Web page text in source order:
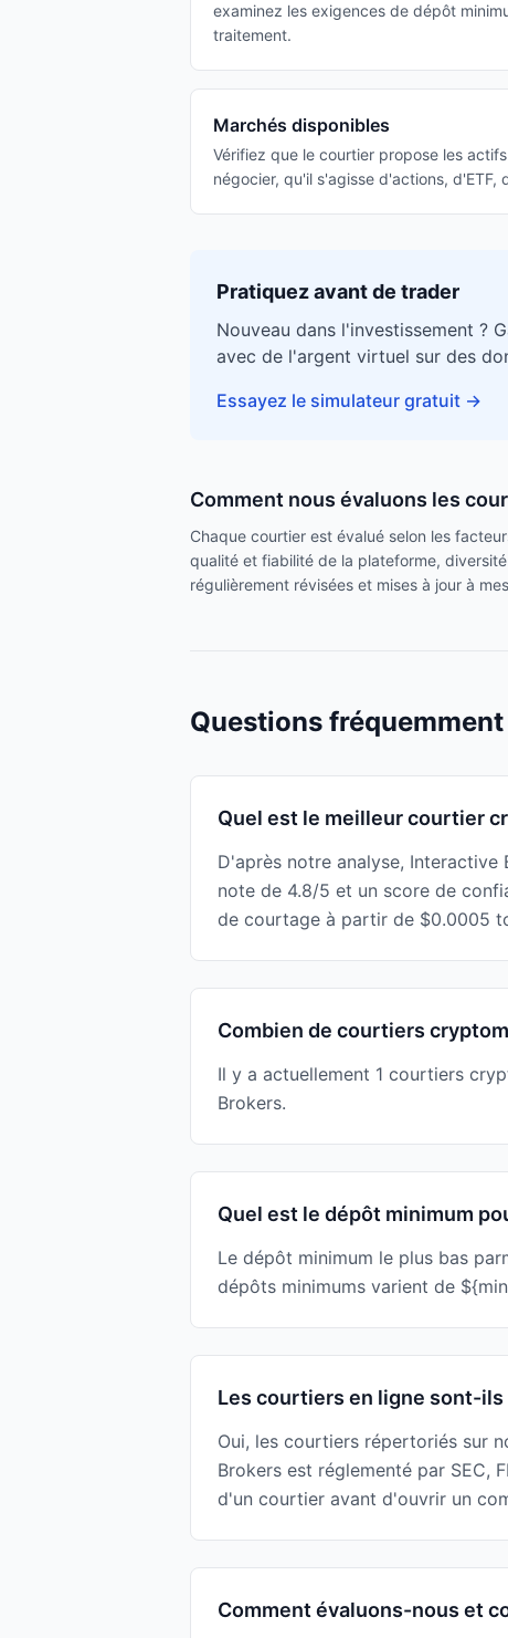
examinez les exigences de dépôt
traitement.
Marchés disponibles
Vérifiez que le courtier propose les
négocier, qu'il s'agisse d'actions, d'ETF,
Pratiquez avant de trader
Nouveau dans l'investissement ?
avec de l'argent virtuel sur des
Essayez le simulateur gratuit →
Comment nous évaluons les
Chaque courtier est évalué selon les
qualité et fiabilité de la plateforme,
régulièrement révisées et mises à jour à
Questions
Quel est le meilleur courtier
D'après notre analyse,
note de 4.8/5 et un score de
de courtage à partir de $0.0005
Combien de courtiers
Il y a actuellement 1 courtiers
Brokers.
Quel est le dépôt minimum
Le dépôt minimum le plus bas
dépôts minimums varient de
Les courtiers en ligne sont-
Oui, les courtiers répertoriés sur
Brokers est réglementé par SEC,
d'un courtier avant d'ouvrir un
Comment évaluons-nous et